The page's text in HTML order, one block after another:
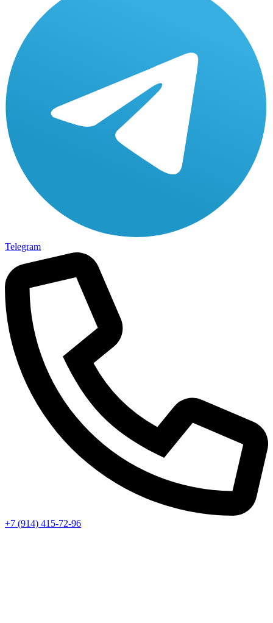
Telegram
+7 (914) 415-72-96